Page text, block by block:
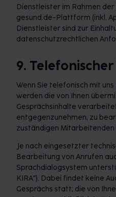
Dienstleister im Rahmen
gesund.de-Plattform (inkl.
Dienstleister sind zur
datenschutzrechtlichen
9.
Wenn Sie telefonisch mit
werden die von Ihnen
Gesprächsinhalte
entgegenzunehmen, zu
zuständigen
Je nach eingesetzter
Bearbeitung von Anrufen
Sprachdialogsystem
KIRA"). Dabei findet keine
Gesprächs statt; die von